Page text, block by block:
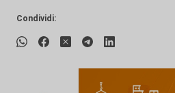
Condividi: